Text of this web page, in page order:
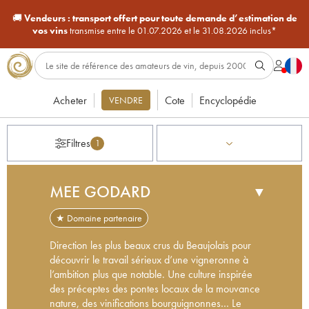
🚚Vendeurs : transport offert pour toute demande d’estimation de
vos vinstransmise entre le 01.07.2026 et le 31.08.2026 inclus*
Acheter VENDRE Cote Encyclopédie
Filtres 1
MEE GODARD ▼
★ Domaine partenaire
Direction les plus beaux crus du Beaujolais pour
découvrir le travail sérieux d’une vigneronne à
l’ambition plus que notable. Une culture inspirée
des préceptes des pontes locaux de la mouvance
nature, des vinifications bourguignonnes… Le